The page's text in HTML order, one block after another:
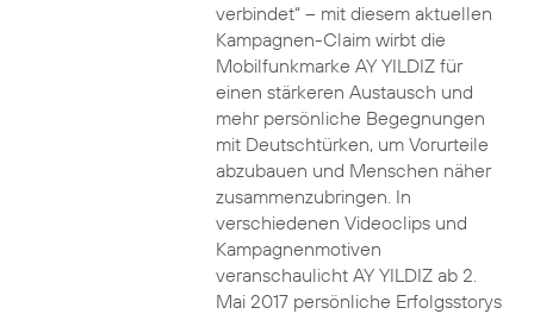
verbindet“ – mit diesem aktuellen
Kampagnen-Claim wirbt die
Mobilfunkmarke AY YILDIZ für
einen stärkeren Austausch und
mehr persönliche Begegnungen
mit Deutschtürken, um Vorurteile
abzubauen und Menschen näher
zusammenzubringen. In
verschiedenen Videoclips und
Kampagnenmotiven
veranschaulicht AY YILDIZ ab 2.
Mai 2017 persönliche Erfolgsstorys